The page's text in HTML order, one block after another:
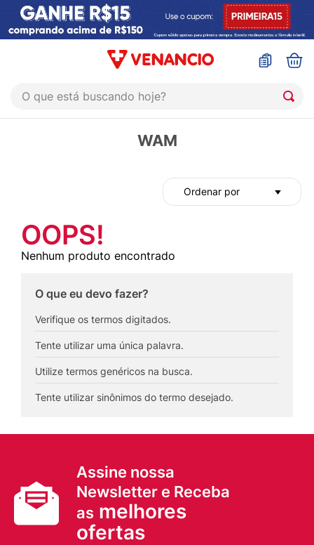
O que está buscando hoje?
WAM
Ordenar por
OOPS!
Nenhum produto encontrado
O que eu devo fazer?
Verifique os termos digitados.
Tente utilizar uma única palavra.
Utilize termos genéricos na busca.
Tente utilizar sinônimos do termo desejado.
Assine nossa
Newsletter e Receba
as melhores
ofertas
coristina
5 º
7º
shampoo
8º
sabonete liquido
9 º
lenço umedecido
10º fralda